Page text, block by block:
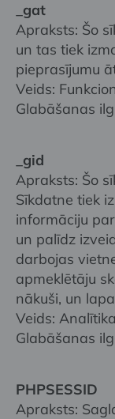
_gat
Apraksts: Šo
un tas tiek
pieprasījumu
Veids:
Glabāšanas
_gid
Apraksts: Šo
Sīkdatne tiek
informāciju
un palīdz
darbojas
apmeklētāju
nākuši, un
Veids:
Glabāšanas
PHPSESSID
Apraksts: